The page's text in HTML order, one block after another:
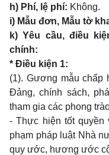
h) Phí, lệ phí: Không.
i) Mẫu đơn, Mẫu tờ
k) Yêu cầu, điều
chính:
* Điều kiện 1:
(1). Gương mẫu chấp
Đảng, chính sách,
tham gia các phong
- Thực hiện tốt quyền
phạm pháp luật Nhà
quy ước, hương ước